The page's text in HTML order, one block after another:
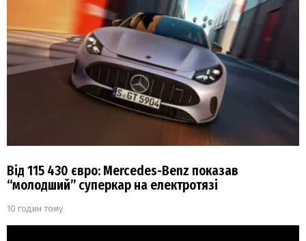
Від 115 430 євро: Mercedes-Benz показав
“молодший” суперкар на електротязі
10 годин тому